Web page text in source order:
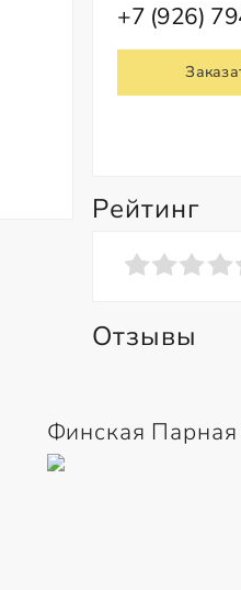
+7 (926)
Рейтинг
Отзывы
Финская Парная